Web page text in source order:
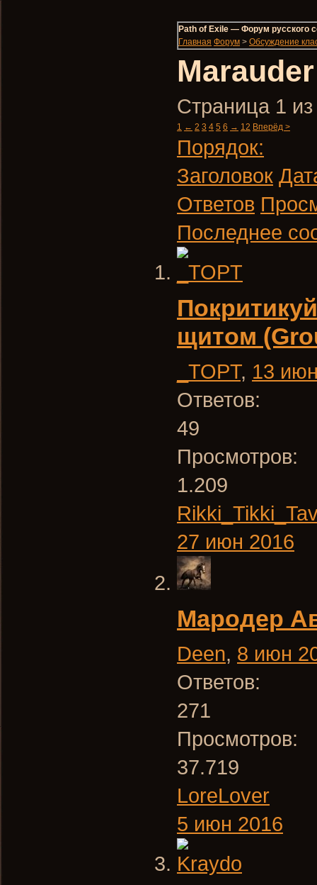
Path of Exile — Форум русского
Главная Форум > Обсуждение
Страница 1
1 ← 2 3 4 5 6 → 12 Вперёд >
Порядок:
Заголовок
Ответов
Последнее
щитом
_TOPT, 13
Ответов:
49
Просмотров:
1.209
27 июн 2016
Мародер
Deen, 8 июн
Ответов:
271
Просмотров:
37.719
LoreLover
5 июн 2016